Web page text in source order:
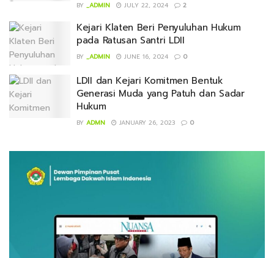
BY _ADMIN JULY 22, 2024 2
Kejari Klaten Beri Penyuluhan Hukum
pada Ratusan Santri LDII
BY _ADMIN JUNE 16, 2024 0
LDII dan Kejari Komitmen Bentuk
Generasi Muda yang Patuh dan Sadar
Hukum
BY ADMN JANUARY 26, 2023 0